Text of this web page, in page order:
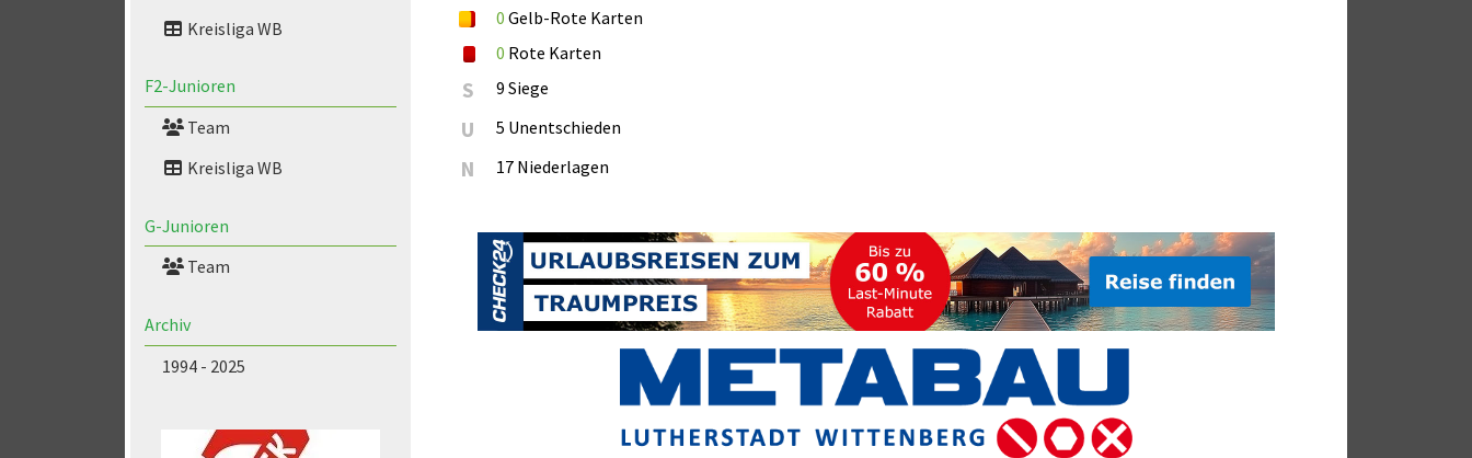
Kreisliga WB
F2-Junioren
Team
Kreisliga WB
G-Junioren
Team
Archiv
1994 - 2025
0 Gelb-Rote Karten
0 Rote Karten
S 9 Siege
U 5 Unentschieden
N 17 Niederlagen